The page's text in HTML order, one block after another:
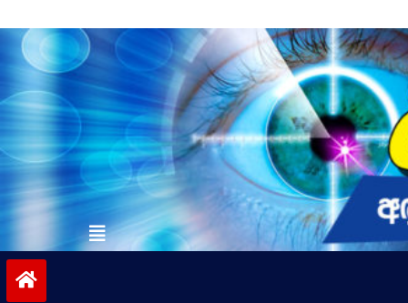
to
contentvinivida.lk